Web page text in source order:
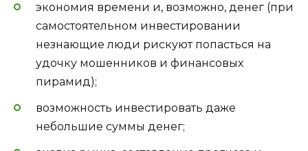
экономия времени и, возможно, денег (при
самостоятельном инвестировании
незнающие люди рискуют попасться на
удочку мошенников и финансовых
пирамид);
возможность инвестировать даже
небольшие суммы денег;